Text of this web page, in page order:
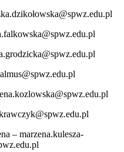
– marzena.kulesza-